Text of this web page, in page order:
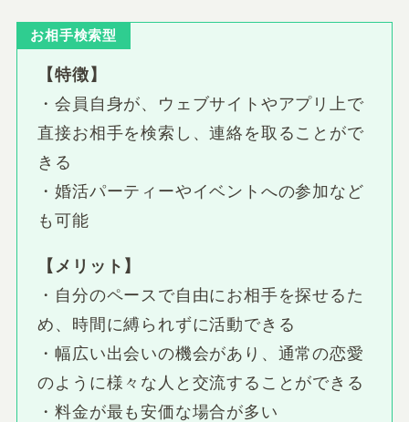
お相手検索型
【特徴】
・会員自身が、ウェブサイトやアプリ上で
直接お相手を検索し、連絡を取ることがで
きる
・婚活パーティーやイベントへの参加など
も可能
【メリット】
・自分のペースで自由にお相手を探せるた
め、時間に縛られずに活動できる
・幅広い出会いの機会があり、通常の恋愛
のように様々な人と交流することができる
・料金が最も安価な場合が多い